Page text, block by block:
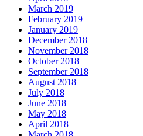
March 2019
February 2019
January 2019
December 2018
November 2018
October 2018
September 2018
August 2018
July 2018
June 2018
May 2018
April 2018